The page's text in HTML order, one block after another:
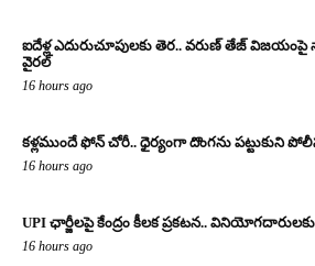
ఐదేళ్ల ఎదురుచూపులకు తెర.. వరుణ్ తేజ్
వైరల్
16 hours ago
కళ్లముందే ఫోన్ చోరీ.. ధైర్యంగా దొంగను పట్టుకుని
16 hours ago
UPI ఛార్జీలపై కేంద్రం కీలక ప్రకటన..
16 hours ago